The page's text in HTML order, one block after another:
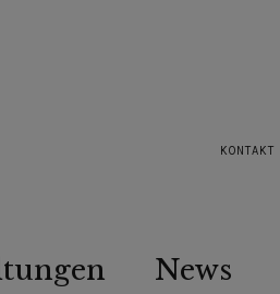
KONTAKT
News